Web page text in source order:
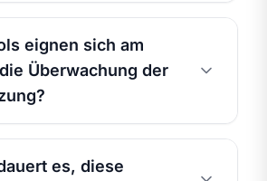
eignen sich am
Überwachung der
es, diese